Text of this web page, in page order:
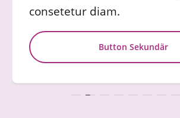
consetetur diam.
Button Sekundär